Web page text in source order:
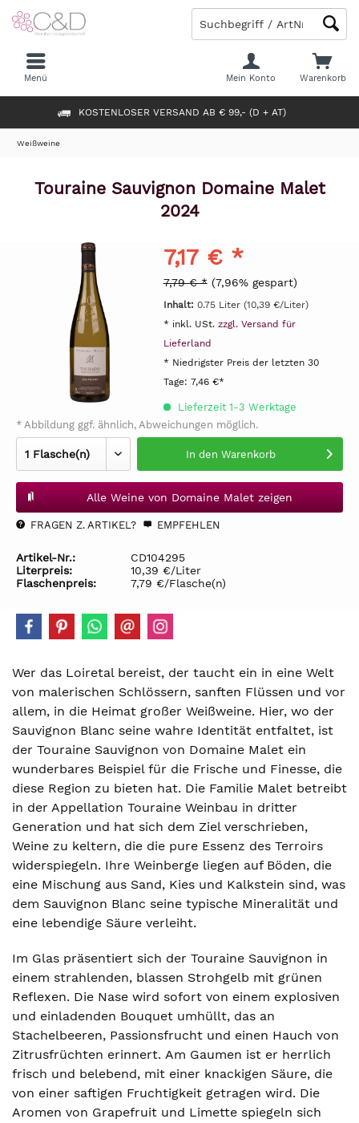
KOSTENLOSER VERSAND AB € 99,- (D + AT)
Warenkorb
Mein Konto
Menü
Weißweine
Touraine Sauvignon Domaine Malet
2024
7,17 € *
7,79 € * (7,96% gespart)
Inhalt: 0.75 Liter (10,39 €/Liter)
* inkl. USt. zzgl. Versand für
Lieferland
* Niedrigster Preis der letzten 30
Tage: 7,46 €*
Lieferzeit 1-3 Werktage
* Abbildung ggf. ähnlich, Abweichungen möglich.
In den Warenkorb
Alle Weine von Domaine Malet zeigen
FRAGEN Z. ARTIKEL? EMPFEHLEN
Artikel-Nr.:
CD104295
Literpreis:
10,39 €/Liter
Flaschenpreis:
7,79 €/Flasche(n)
Wer das Loiretal bereist, der taucht ein in eine Welt
von malerischen Schlössern, sanften Flüssen und vor
allem, in die Heimat großer Weißweine. Hier, wo der
Sauvignon Blanc seine wahre Identität entfaltet, ist
der Touraine Sauvignon von Domaine Malet ein
wunderbares Beispiel für die Frische und Finesse, die
diese Region zu bieten hat. Die Familie Malet betreibt
in der Appellation Touraine Weinbau in dritter
Generation und hat sich dem Ziel verschrieben,
Weine zu keltern, die die pure Essenz des Terroirs
widerspiegeln. Ihre Weinberge liegen auf Böden, die
eine Mischung aus Sand, Kies und Kalkstein sind, was
dem Sauvignon Blanc seine typische Mineralität und
eine lebendige Säure verleiht.
Im Glas präsentiert sich der Touraine Sauvignon in
einem strahlenden, blassen Strohgelb mit grünen
Reflexen. Die Nase wird sofort von einem explosiven
und einladenden Bouquet umhüllt, das an
Stachelbeeren, Passionsfrucht und einen Hauch von
Zitrusfrüchten erinnert. Am Gaumen ist er herrlich
frisch und belebend, mit einer knackigen Säure, die
von einer saftigen Fruchtigkeit getragen wird. Die
Aromen von Grapefruit und Limette spiegeln sich